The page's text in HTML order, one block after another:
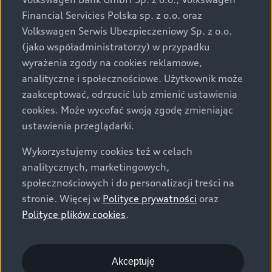
za dopłatą. Wiążące ustalenie ceny, wyposażenia i
specyfikacji pojazdu następują w umowie sprzedaży, a
określenie parametrów technicznych zawiera
świadectwo homologacji typu pojazdu. Zastrzegamy
sobie prawo do zmian i pomyłek. Wszelkie informacje
prezentowane na stronie są aktualne na dzień ich
zamieszczania. W celu uzyskania najnowszych
informacji prosimy kontaktować się z Partnerem Marki
Audi.
Wszystkie produkowane obecnie samochody marki Audi
są wykonywane z materiałów spełniających pod
względem możliwości odzysku i recyklingu wymagania
określone w normie ISO 22628 i są zgodne z
europejskimi świadectwami homologacji wydanymi wg
o.o. podlega obowiązkowi zapewnienia wszystkim
użytkownikom samochodów marki Volkswagen sieci
Financial Servicies Polska sp. z o.o. oraz
Volkswagen Serwis Ubezpieczeniowy Sp. z o.o.
(jako współadministratorzy) w przypadku
wyrażenia zgody na cookies reklamowe,
analityczne i społecznościowe. Użytkownik może
zaakceptować, odrzucić lub zmienić ustawienia
cookies. Może wycofać swoją zgodę zmieniając
ustawienia przeglądarki.
Wykorzystujemy cookies też w celach
analitycznych, marketingowych,
społecznościowych i do personalizacji treści na
stronie. Więcej w Polityce prywatności oraz
Polityce plików cookies.
Akceptuję